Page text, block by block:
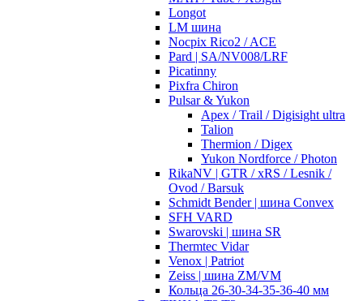
Longot
LM шина
Nocpix Rico2 / ACE
Pard | SA/NV008/LRF
Picatinny
Pixfra Chiron
Pulsar & Yukon
Apex / Trail / Digisight ultra
Talion
Thermion / Digex
Yukon Nordforce / Photon
RikaNV | GTR / xRS / Lesnik /
Ovod / Barsuk
Schmidt Bender | шина Convex
SFH VARD
Swarovski | шина SR
Thermtec Vidar
Venox | Patriot
Zeiss | шина ZM/VM
Кольца 26-30-34-35-36-40 мм